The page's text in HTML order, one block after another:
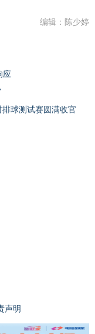
编辑：陈少婷
应
球测试赛圆满收官
声明